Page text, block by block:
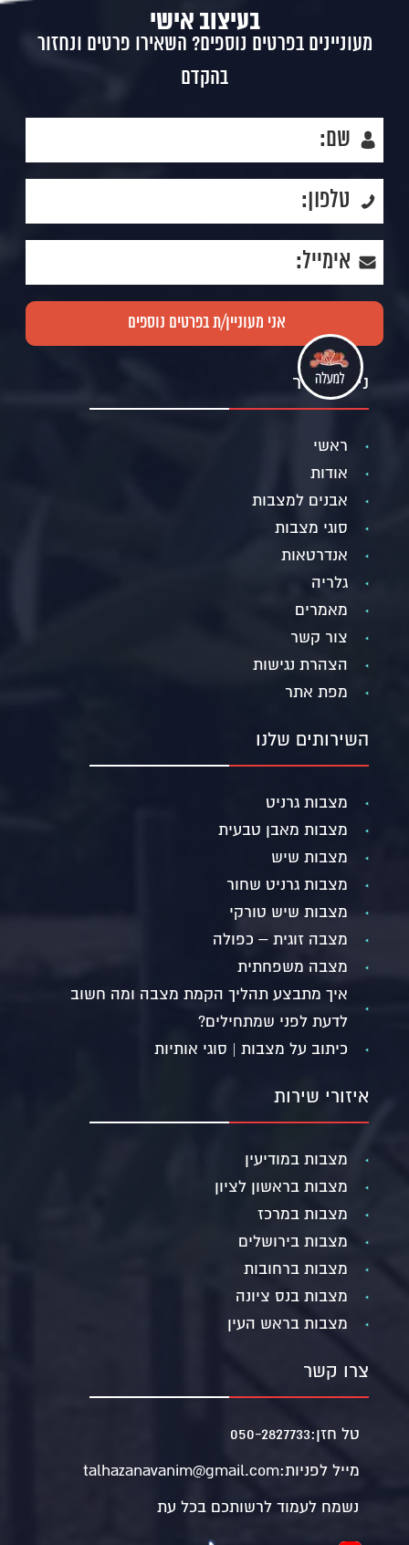
בעיצוב אישי
מעוניינים בפרטים נוספים? השאירו פרטים ונחזור
בהקדם
ניווט מהיר
ראשי
אודות
אבנים למצבות
סוגי מצבות
אנדרטאות
גלריה
מאמרים
צור קשר
הצהרת נגישות
מפת אתר
השירותים שלנו
מצבות גרניט
מצבות מאבן טבעית
מצבות שיש
מצבות גרניט שחור
מצבות שיש טורקי
מצבה זוגית – כפולה
מצבה משפחתית
איך מתבצע תהליך הקמת מצבה ומה חשוב
לדעת לפני שמתחילים?
כיתוב על מצבות | סוגי אותיות
איזורי שירות
מצבות במודיעין
מצבות בראשון לציון
מצבות במרכז
מצבות בירושלים
מצבות ברחובות
מצבות בנס ציונה
מצבות בראש העין
צרו קשר
טל חזן:050-2827733
מייל לפניות:talhazanavanim@gmail.com
נשמח לעמוד לרשותכם בכל עת